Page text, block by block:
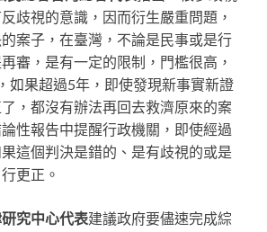
歧視的意識，因而衍生嚴重問題，
案子，在臺灣，不論是民事或是行
審，是有一定的限制，門檻很高，
如果超過5年，即使發現新事實新證
，都沒有辦法再回去救濟原來的案
性報告中提醒行政機關，即使經過
這個判決是錯的、是有歧視的或是
更正。
究中心代表建議政府要儘速完成綜